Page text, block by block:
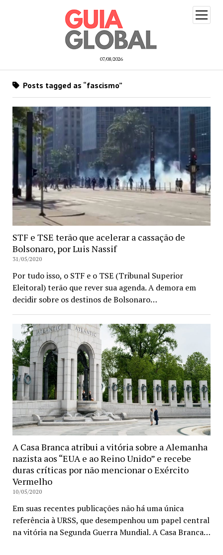
07/08/2026
open
menu
Posts tagged as “fascismo”
STF e TSE terão que acelerar a cassação de
Bolsonaro, por Luis Nassif
31/05/2020
Por tudo isso, o STF e o TSE (Tribunal Superior
Eleitoral) terão que rever sua agenda. A demora em
decidir sobre os destinos de Bolsonaro…
A Casa Branca atribui a vitória sobre a Alemanha
nazista aos “EUA e ao Reino Unido” e recebe
duras críticas por não mencionar o Exército
Vermelho
10/05/2020
Em suas recentes publicações não há uma única
referência à URSS, que desempenhou um papel central
na vitória na Segunda Guerra Mundial. A Casa Branca…